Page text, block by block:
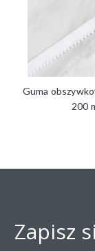
Guma
200
Zapisz